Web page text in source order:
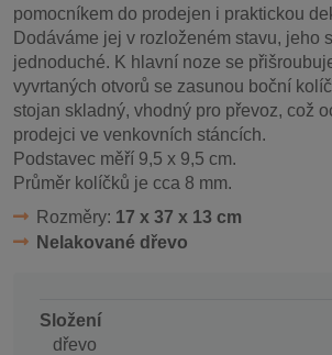
pomocníkem do prodejen i praktickou
Dodáváme jej v rozloženém stavu, jeho
jednoduché. K hlavní noze se
vyvrtaných otvorů se zasunou boční
stojan skladný, vhodný pro převoz, což
prodejci ve venkovních stáncích.
Podstavec měří 9,5 x 9,5 cm.
Průměr kolíčků je cca 8 mm.
Rozměry: 17 x 37 x 13 cm
Nelakované dřevo
Složení
dřevo